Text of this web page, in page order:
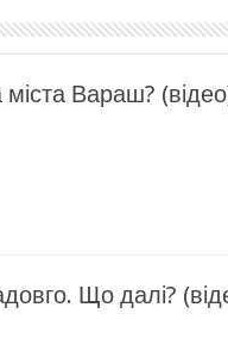
Вараш?
Що далі?